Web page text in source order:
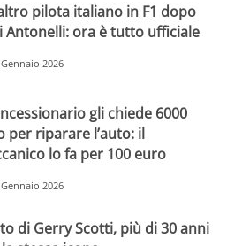
pilota italiano in F1 dopo
Antonelli: ora è tutto ufficiale
Gennaio 2026
gli chiede 6000
per riparare l’auto: il
lo fa per 100 euro
Gennaio 2026
di Gerry Scotti, più di 30 anni